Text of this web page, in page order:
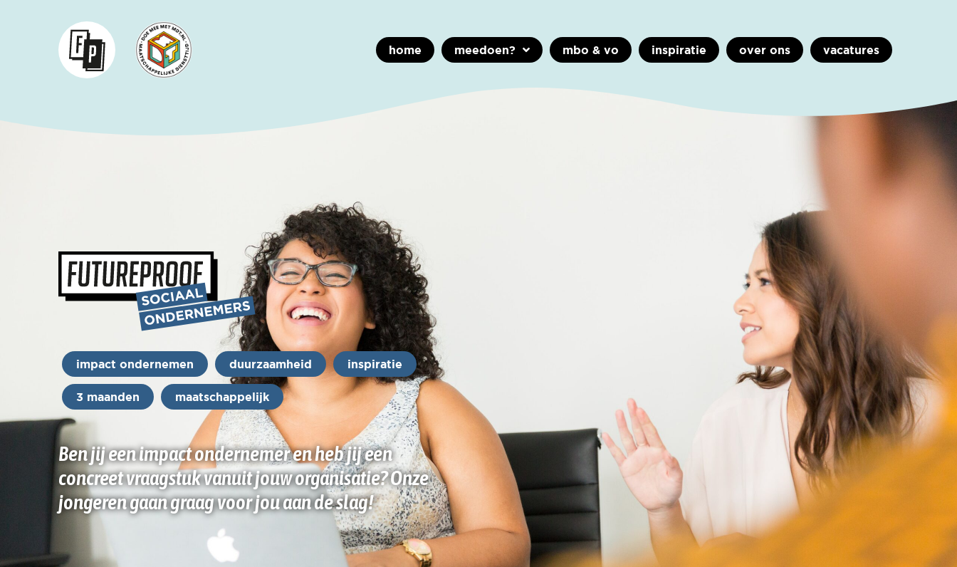
home meedoen? mbo & vo inspiratie over ons vacatures
impact ondernemen duurzaamheid inspiratie
3 maanden maatschappelijk
Ben jij een impact ondernemer en heb jij een
concreet vraagstuk vanuit jouw organisatie? Onze
jongeren gaan graag voor jou aan de slag!